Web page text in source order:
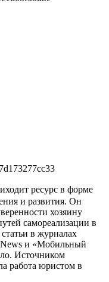
ресурс в форме
и развития. Он
хозяину
самореализации в
в журналах
News и «Мобильный
Источником
работа юристом в